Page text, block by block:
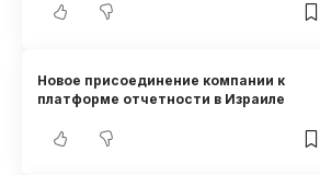
Новое присоединение компании к
платформе отчетности в Израиле